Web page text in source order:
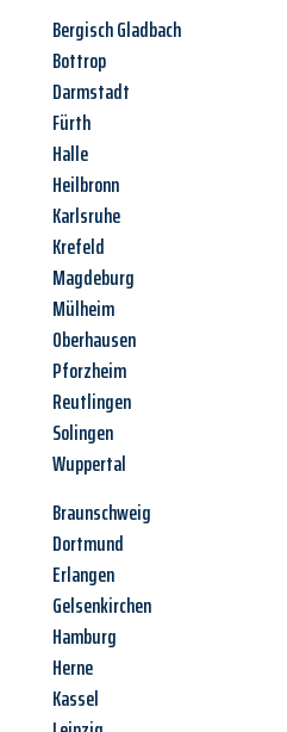
Bergisch Gladbach
Bottrop
Darmstadt
Fürth
Halle
Heilbronn
Karlsruhe
Krefeld
Magdeburg
Mülheim
Oberhausen
Pforzheim
Reutlingen
Solingen
Wuppertal
Braunschweig
Dortmund
Erlangen
Gelsenkirchen
Hamburg
Herne
Kassel